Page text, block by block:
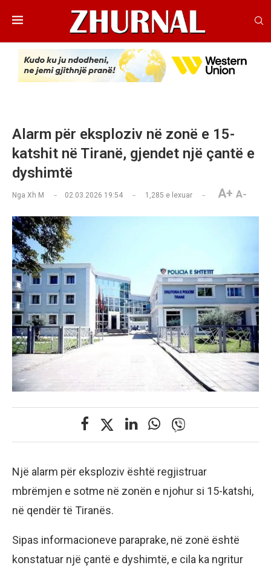
Alarm për eksploziv në zonë e 15-
katshit në Tiranë, gjendet një çantë e
dyshimtë
Nga Xh M 02.03.2026 19:54 1,285 e lexuar A+ A-
Një alarm për eksploziv është regjistruar
mbrëmjen e sotme në zonën e njohur si 15-katshi,
në qendër të Tiranës.
Sipas informacioneve paraprake, në zonë është
konstatuar një çantë e dyshimtë, e cila ka ngritur